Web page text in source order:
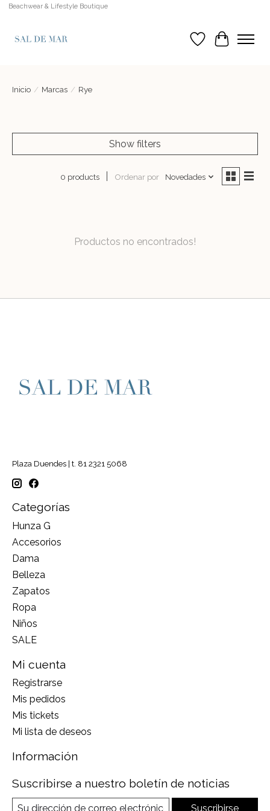
Beachwear & Lifestyle Boutique
Lista de deseos
Cesta
Inicio / Marcas / Rye
Show filters
0 products Ordenar por Novedades
Productos no encontrados!
Plaza Duendes | t. 81 2321 5068
Categorías
Hunza G
Accesorios
Dama
Belleza
Zapatos
Ropa
Niños
SALE
Mi cuenta
Registrarse
Mis pedidos
Mis tickets
Mi lista de deseos
Información
Suscribirse a nuestro boletín de noticias
Suscribirse